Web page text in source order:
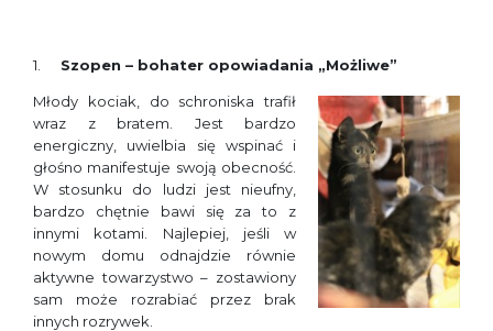
Szopen – bohater opowiadania „Możliwe”
Młody kociak, do schroniska trafił
wraz z bratem. Jest bardzo
energiczny, uwielbia się wspinać i
głośno manifestuje swoją obecność.
W stosunku do ludzi jest nieufny,
bardzo chętnie bawi się za to z
innymi kotami. Najlepiej, jeśli w
nowym domu odnajdzie równie
aktywne towarzystwo – zostawiony
sam może rozrabiać przez brak
innych rozrywek.